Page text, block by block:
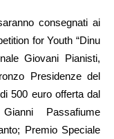
consegnati ai
for Youth “Dinu
Giovani Pianisti,
Presidenze del
500 euro offerta dal
Passafiume
Premio Speciale